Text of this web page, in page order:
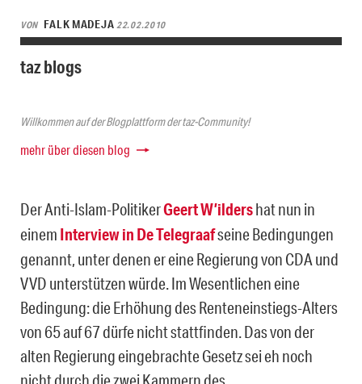
VON FALK MADEJA22.02.2010
taz blogs
Willkommen auf der Blogplattform der taz-Community!
mehr über diesen blog
Der Anti-Islam-PolitikerGeert W’ildershat nun in
einem Interview in De Telegraafseine Bedingungen
genannt, unter denen er eine Regierung von CDA und
VVD unterstützen würde. Im Wesentlichen eine
Bedingung: die Erhöhung des Renteneinstiegs-Alters
von 65 auf 67 dürfe nicht stattfinden. Das von der
alten Regierung eingebrachte Gesetz sei eh noch
nicht durch die zwei Kammern des